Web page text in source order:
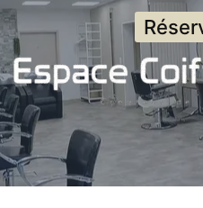
Aller
au
contenu